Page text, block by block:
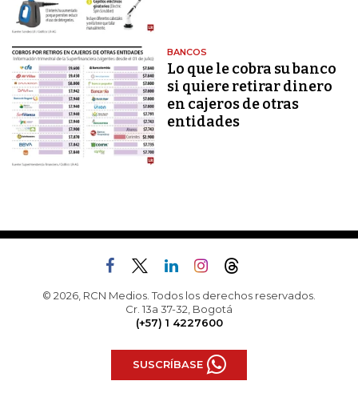
BANCOS
Lo que le cobra su banco
si quiere retirar dinero
en cajeros de otras
entidades
© 2026, RCN Medios. Todos los derechos reservados.
Cr. 13a 37-32, Bogotá
(+57) 1 4227600
SUSCRÍBASE